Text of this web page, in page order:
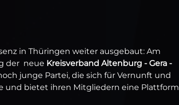
in Thüringen weiter ausgebaut: Am
der neue Kreisverband Altenburg - Gera -
junge Partei, die sich für Vernunft und
und bietet ihren Mitgliedern eine Plattform